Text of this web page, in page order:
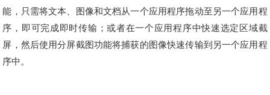
能，只需将文本、图像和文档从一个应用程序拖动至另一个应用程
序，即可完成即时传输；或者在一个应用程序中快速选定区域截
屏，然后使用分屏截图功能将捕获的图像快速传输到另一个应用程
序中。